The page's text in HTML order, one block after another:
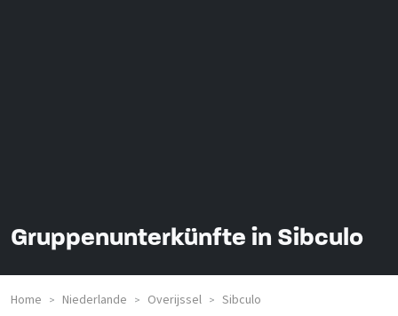
Gruppenunterkünfte in Sibculo
Home > Niederlande > Overijssel > Sibculo